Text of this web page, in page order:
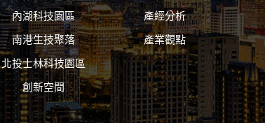
內湖科技園區
南港生技聚落
北投士林科技園區
創新空間
產經分析
產業觀點